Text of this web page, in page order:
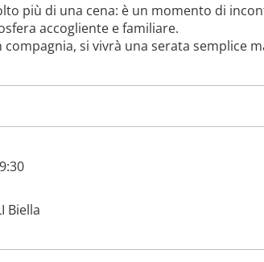
più di una cena: è un momento di
accogliente e familiare.
si vivrà una serata semplice
Biella